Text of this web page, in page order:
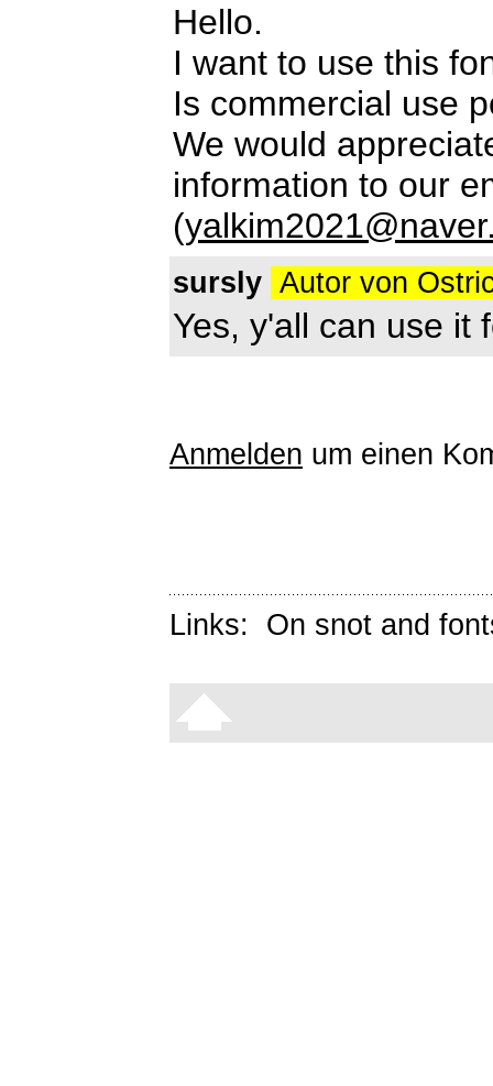
Hello.
I want to use this
Is commercial use
We would
information to our
(
sursly Autor von
Yes, y'all can use it
Anmelden um einen
Links: On snot and